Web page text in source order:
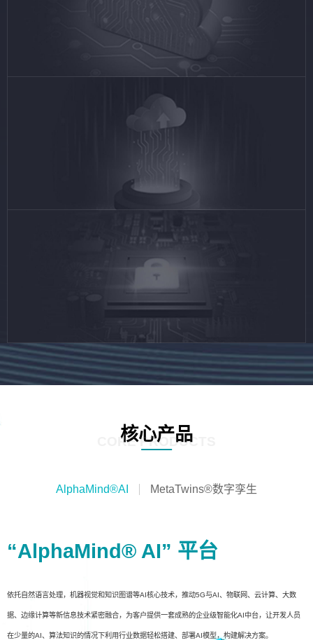
核心产品
CORE PRODUCTS
AlphaMind®AI MetaTwins®数字孪生
“AlphaMind® AI” 平台
依托自然语言处理，机器视觉和知识图谱等AI核心技术，推动5G与AI、物联网、云计算、大数
据、边缘计算等新信息技术紧密融合，为客户提供一套成熟的企业级智能化AI中台，让开发人员
在少量的AI、算法知识的情况下利用行业数据轻松搭建、部署AI模型，构建解决方案。